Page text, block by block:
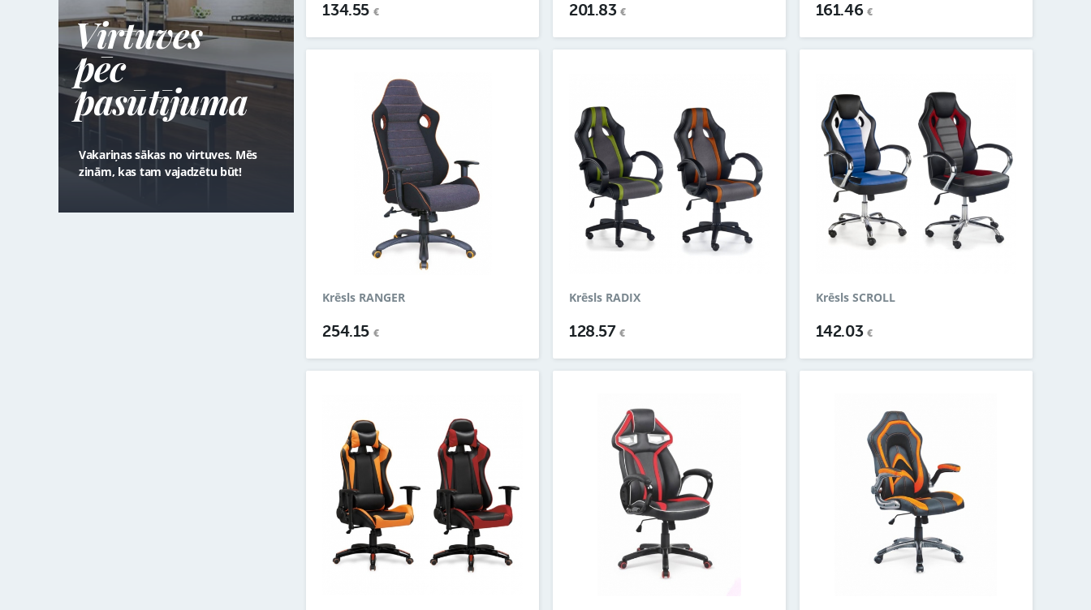
Virtuves
pēc
pasūtījuma
Vakariņas sākas no virtuves. Mēs
zinām, kas tam vajadzētu būt!
134.55 € 201.83€ 161.46 €
Krēsls RANGER
254.15 €
Krēsls RADIX
128.57€
Krēsls SCROLL
142.03 €